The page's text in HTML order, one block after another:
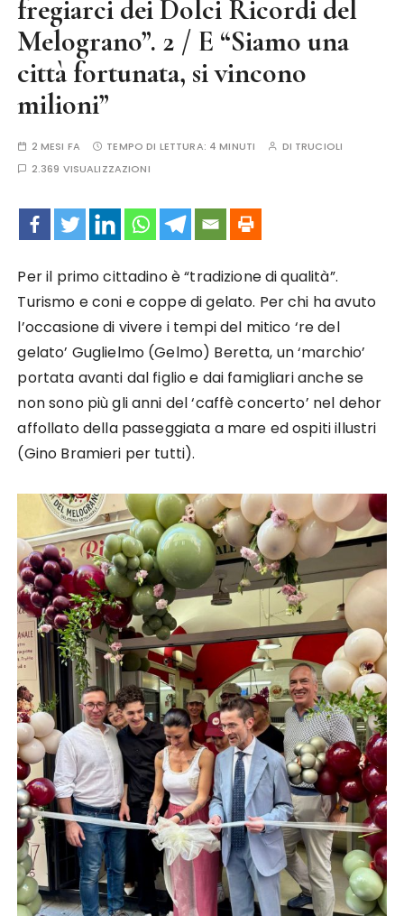
fregiarci dei Dolci Ricordi del
Melograno”. 2 / E “Siamo una
città fortunata, si vincono
milioni”
2 MESI FA TEMPO DI LETTURA: 4 MINUTI DI TRUCIOLI
2.369 VISUALIZZAZIONI
Per il primo cittadino è “tradizione di qualità”.
Turismo e coni e coppe di gelato. Per chi ha avuto
l’occasione di vivere i tempi del mitico ‘re del
gelato’ Guglielmo (Gelmo) Beretta, un ‘marchio’
portata avanti dal figlio e dai famigliari anche se
non sono più gli anni del ‘caffè concerto’ nel dehor
affollato della passeggiata a mare ed ospiti illustri
(Gino Bramieri per tutti).